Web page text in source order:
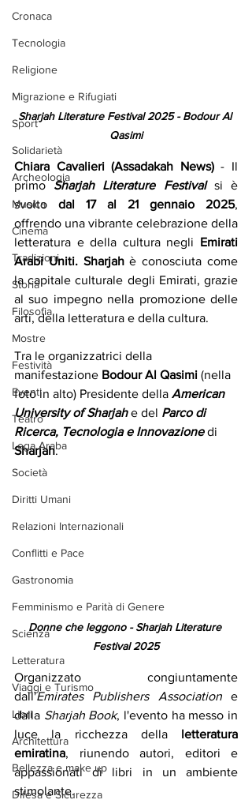
Cronaca
Tecnologia
Religione
Migrazione e Rifugiati
Sport
Solidarietà
Archeologia
Musica
Cinema
Tradizioni
Storia
Filosofia
Mostre
Festività
Eventi
Teatro
Lega Araba
Società
Diritti Umani
Relazioni Internazionali
Conflitti e Pace
Gastronomia
Femminismo e Parità di Genere
Scienza
Letteratura
Viaggi e Turismo
Libri
Architettura
Bellezza e make up
Difesa e Sicurezza
Sharjah Literature Festival 2025 - Bodour Al
Qasimi
Chiara Cavalieri (Assadakah News) - Il
primo Sharjah Literature Festival si è
svolto dal 17 al 21 gennaio 2025,
offrendo una vibrante celebrazione della
letteratura e della cultura negli Emirati
Arabi Uniti. Sharjah è conosciuta come
la capitale culturale degli Emirati, grazie
al suo impegno nella promozione delle
arti, della letteratura e della cultura.
Tra le organizzatrici della
manifestazione Bodour Al Qasimi (nella
foto in alto) Presidente della American
University of Sharjah e del Parco di
Ricerca, Tecnologia e Innovazione di
Sharjah.
Donne che leggono - Sharjah Literature
Festival 2025
Organizzato congiuntamente
dall'Emirates Publishers Association e
dalla Sharjah Book, l'evento ha messo in
luce la ricchezza della letteratura
emiratina, riunendo autori, editori e
appassionati di libri in un ambiente
stimolante.